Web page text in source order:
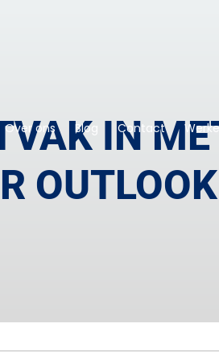
Over ons Blog Contact
IN
OUTLOOK